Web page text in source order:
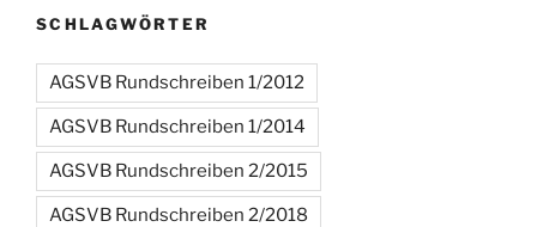
SCHLAGWÖRTER
AGSVB Rundschreiben 1/2012
AGSVB Rundschreiben 1/2014
AGSVB Rundschreiben 2/2015
AGSVB Rundschreiben 2/2018